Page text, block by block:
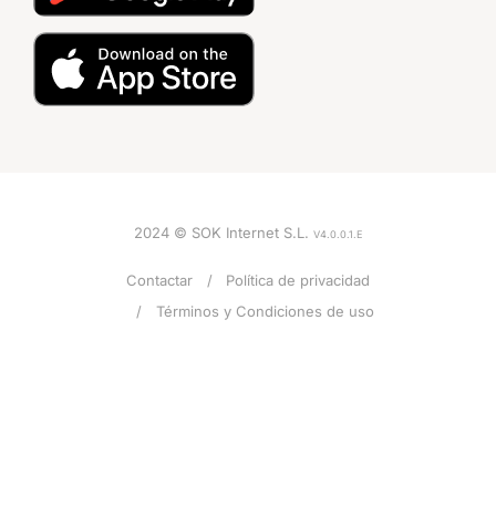
2024 © SOK Internet S.L. V4.0.0.1.E
Contactar
Política de privacidad
Términos y Condiciones de uso